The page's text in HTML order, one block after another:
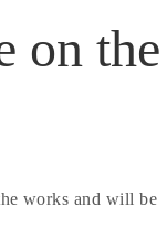
on the
works and will be